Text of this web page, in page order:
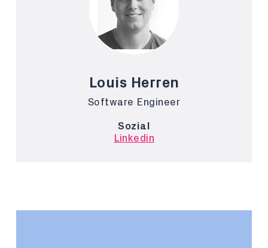
Louis Herren
Software Engineer
Sozial
Linkedin